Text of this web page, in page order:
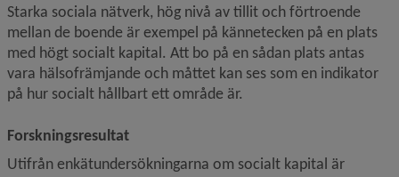
Starka sociala nätverk, hög nivå av tillit och förtroende
mellan de boende är exempel på kännetecken på en plats
med högt socialt kapital. Att bo på en sådan plats antas
vara hälsofrämjande och måttet kan ses som en indikator
på hur socialt hållbart ett område är.
Forskningsresultat
Utifrån enkätundersökningarna om socialt kapital är